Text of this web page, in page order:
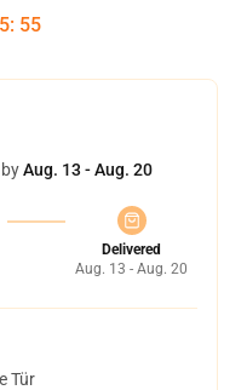
: 54
Aug. 13 - Aug. 20
Delivered
Aug. 13 - Aug. 20
Tür